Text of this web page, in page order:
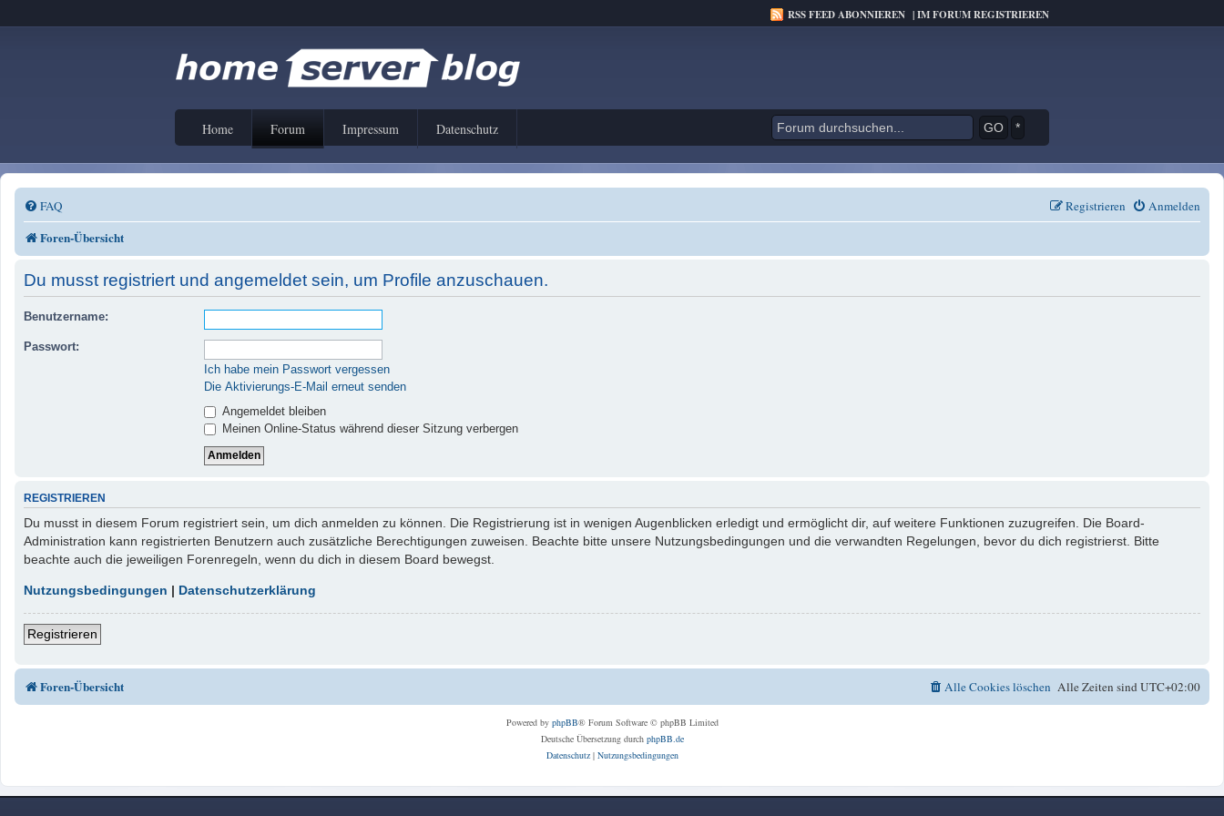
RSS FEED ABONNIEREN |IM FORUM REGISTRIEREN
Home Forum Impressum Datenschutz *
FAQ Anmelden
Registrieren
Foren-Übersicht
Du musst registriert und angemeldet sein, um Profile anzuschauen.
Benutzername:
Passwort:
Ich habe mein Passwort vergessen
Die Aktivierungs-E-Mail erneut senden
Angemeldet bleiben
Meinen Online-Status während dieser Sitzung verbergen
REGISTRIEREN
Du musst in diesem Forum registriert sein, um dich anmelden zu können. Die Registrierung ist in wenigen Augenblicken erledigt und ermöglicht dir, auf weitere Funktionen zuzugreifen. Die Board-
Administration kann registrierten Benutzern auch zusätzliche Berechtigungen zuweisen. Beachte bitte unsere Nutzungsbedingungen und die verwandten Regelungen, bevor du dich registrierst. Bitte
beachte auch die jeweiligen Forenregeln, wenn du dich in diesem Board bewegst.
Nutzungsbedingungen | Datenschutzerklärung
Registrieren
Foren-Übersicht Alle Zeiten sindUTC+02:00
Alle Cookies löschen
Powered by phpBB® Forum Software © phpBB Limited
Deutsche Übersetzung durch phpBB.de
Datenschutz| Nutzungsbedingungen